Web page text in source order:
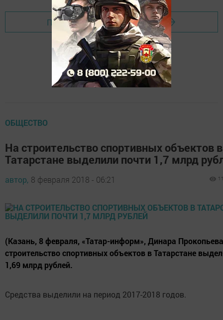
Перейти на страницу новости
ОБЩЕСТВО
На строительство спортивных объектов в
Татарстане выделили почти 1,7 млрд
автор, 8 февраля 2018 - 06:21
(Казань, 8 февраля, «Татар-информ», Динара
строительство спортивных объектов в Татарстане
1,69 млрд рублей.
Средства выделили на период 2017-2018 годов.